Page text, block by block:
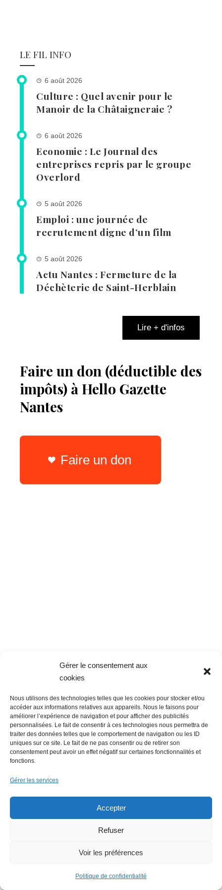
Gérer le consentement aux
cookies
Nous utilisons des technologies telles que les cookies pour stocker et/ou
accéder aux informations relatives aux appareils. Nous le faisons pour
améliorer l’expérience de navigation et pour afficher des publicités
personnalisées. Le fait de consentir à ces technologies nous permettra de
traiter des données telles que le comportement de navigation ou les ID
uniques sur ce site. Le fait de ne pas consentir ou de retirer son
consentement peut avoir un effet négatif sur certaines fonctionnalités et
fonctions.
Gérer les services
Accepter
Refuser
Voir les préférences
Politique de confidentialité
LE FIL INFO
6 août 2026
Culture : Quel avenir pour le
Manoir de la Châtaigneraie ?
6 août 2026
Economie : Le Journal des
entreprises repris par le groupe
Overlord
5 août 2026
Emploi : une journée de
recrutement digne d’un film
5 août 2026
Actu Nantes : Fermeture de la
Déchèterie de Saint-Herblain
Lire + d'infos
Faire un don (déductible des
impôts) à Hello Gazette
Nantes
Faire un don
LE FIL ECO
par le groupe Overlord
Emploi : une journée de
d’un film